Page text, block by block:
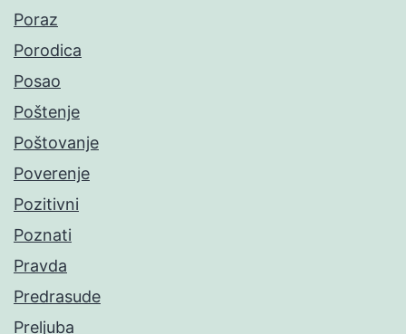
Poraz
Porodica
Posao
Poštenje
Poštovanje
Poverenje
Pozitivni
Poznati
Pravda
Predrasude
Preljuba